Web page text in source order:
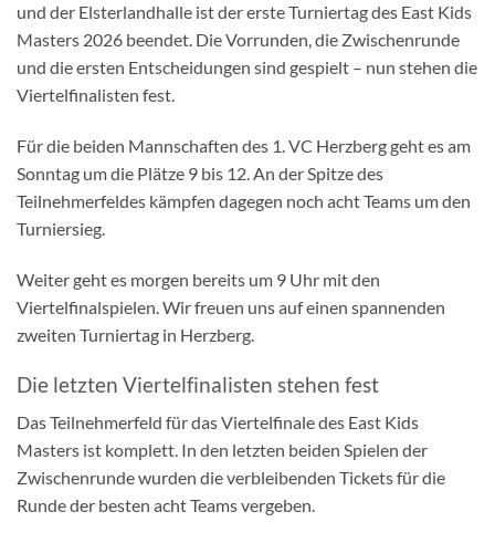
und der Elsterlandhalle ist der erste Turniertag des East Kids
Masters 2026 beendet. Die Vorrunden, die Zwischenrunde
und die ersten Entscheidungen sind gespielt – nun stehen die
Viertelfinalisten fest.
Für die beiden Mannschaften des 1. VC Herzberg geht es am
Sonntag um die Plätze 9 bis 12. An der Spitze des
Teilnehmerfeldes kämpfen dagegen noch acht Teams um den
Turniersieg.
Weiter geht es morgen bereits um 9 Uhr mit den
Viertelfinalspielen. Wir freuen uns auf einen spannenden
zweiten Turniertag in Herzberg.
Die letzten Viertelfinalisten stehen fest
Das Teilnehmerfeld für das Viertelfinale des East Kids
Masters ist komplett. In den letzten beiden Spielen der
Zwischenrunde wurden die verbleibenden Tickets für die
Runde der besten acht Teams vergeben.